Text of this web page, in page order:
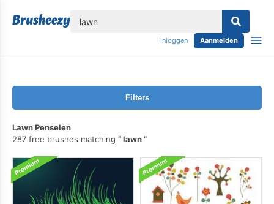
Inloggen Aanmelden
Filters
Lawn Penselen
287 free brushes matching
lawn